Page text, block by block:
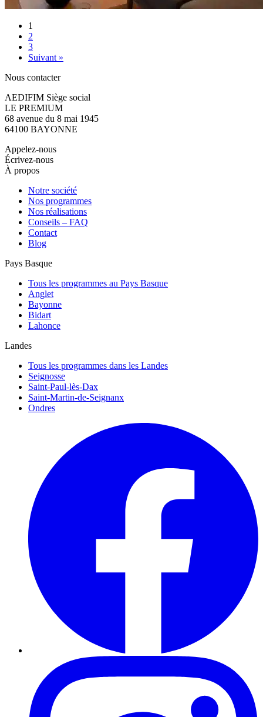
1
2
3
Suivant »
Nous contacter
AEDIFIM Siège social
LE PREMIUM
68 avenue du 8 mai 1945
64100 BAYONNE
Appelez-nous
Écrivez-nous
À propos
Notre société
Nos programmes
Nos réalisations
Conseils – FAQ
Contact
Blog
Pays Basque
Tous les programmes au Pays Basque
Anglet
Bayonne
Bidart
Lahonce
Landes
Tous les programmes dans les Landes
Seignosse
Saint-Paul-lès-Dax
Saint-Martin-de-Seignanx
Ondres